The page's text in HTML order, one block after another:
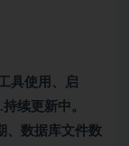
具使用、启
续更新中。
、数据库文件数